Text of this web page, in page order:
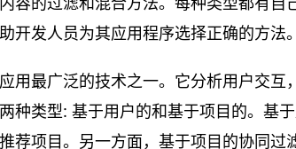
开发人员为其应用程序选择正确的方法。
用最广泛的技术之一。它分析用户交
种类型: 基于用户的和基于项目的。基
荐项目。另一方面，基于项目的协同